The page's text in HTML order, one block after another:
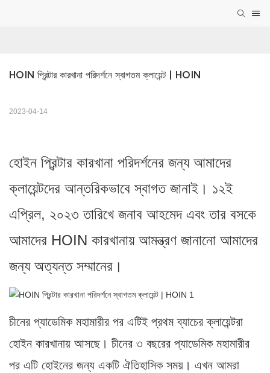
HOIN প্রিন্টার কারখানা পরিদর্শনে স্বাগতম ক্লায়েন্ট | HOIN
2023-04-14
হোইন প্রিন্টার কারখানা পরিদর্শনের জন্য আমাদের
ক্লায়েন্টদের আন্তরিকভাবে স্বাগত জানাই। ১২ই
এপ্রিল, ২০২৩ তারিখে জনাব আহমেদ এবং তার বসকে
আমাদের HOIN কারখানায় আমন্ত্রণ জানানো আমাদের
জন্য অত্যন্ত সম্মানের।
চীনের প্যাডেমিক মহামারীর পর এটিই প্রথম ব্যাচের ক্লায়েন্টরা
হোইন কারখানায় আসছে। চীনের ৩ বছরের প্যাডেমিক মহামারীর
পর এটি হোইনের জন্য একটি ঐতিহাসিক সময়। এখন আমরা